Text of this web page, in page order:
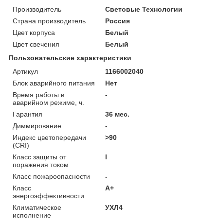
Производитель
Световые Технологии
Страна производитель
Россия
Цвет корпуса
Белый
Цвет свечения
Белый
Пользовательские характеристики
Артикул
1166002040
Блок аварийного питания
Нет
Время работы в
аварийном режиме, ч.
-
Гарантия
36 мес.
Диммирование
-
Индекс цветопередачи
(CRI)
>90
Класс защиты от
поражения током
I
Класс пожароопасности
-
Класс
энергоэффективности
A+
Климатическое
исполнение
УХЛ4